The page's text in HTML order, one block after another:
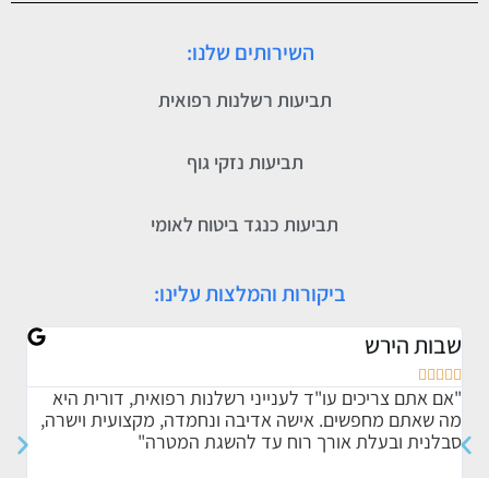
השירותים שלנו:
תביעות רשלנות רפואית
תביעות נזקי גוף
תביעות כנגד ביטוח לאומי
ביקורות והמלצות עלינו:
שבות הירש





"אם אתם צריכים עו"ד לענייני רשלנות רפואית, דורית היא
מה שאתם מחפשים. אישה אדיבה ונחמדה, מקצועית וישרה,
סבלנית ובעלת אורך רוח עד להשגת המטרה"